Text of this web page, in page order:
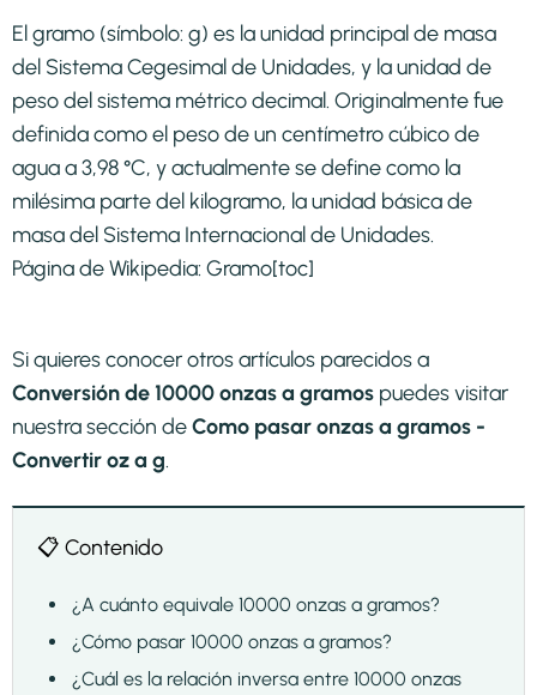
El gramo (símbolo: g) es la unidad principal de masa
del Sistema Cegesimal de Unidades, y la unidad de
peso del sistema métrico decimal. Originalmente fue
definida como el peso de un centímetro cúbico de
agua a 3,98 °C, y actualmente se define como la
milésima parte del kilogramo, la unidad básica de
masa del Sistema Internacional de Unidades.
Página de Wikipedia: Gramo[toc]
Si quieres conocer otros artículos parecidos a
Conversión de 10000 onzas a gramos puedes visitar
nuestra sección deComo pasar onzas a gramos -
Convertir oz a g.
📋 Contenido
¿A cuánto equivale 10000 onzas a gramos?
¿Cómo pasar 10000 onzas a gramos?
¿Cuál es la relación inversa entre 10000 onzas